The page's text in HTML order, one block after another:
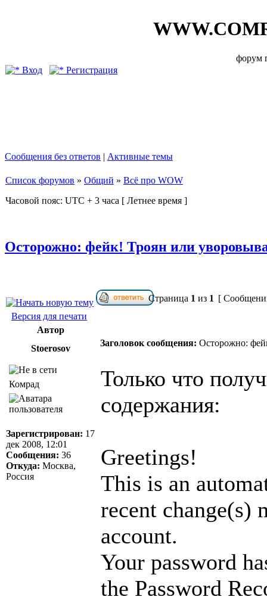
форум
Вход
Регистрация
Сообщения без ответов | Активные темы
Список форумов » Общий » Всё про WOW
Часовой пояс: UTC + 3 часа [ Летнее время ]
Осторожно: фейк! Троян или
Страница 1 из 1 [
Версия для печати
Автор
Stoerosov
Заголовок сообщения: Осторожно:
Комрад
Зарегистрирован: 17
дек 2008, 12:01
Сообщения: 36
Откуда: Москва,
Россия
Только что
содержания:
Greetings!
This is an
recent change(s)
account.
Your password
the Password